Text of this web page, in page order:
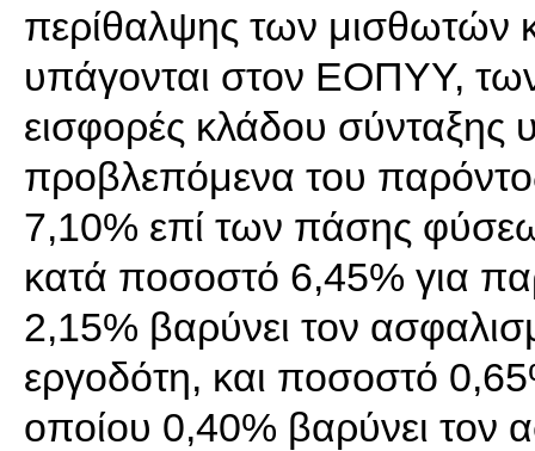
περίθαλψης των μισθωτών
υπάγονται στον ΕΟΠΥΥ,
εισφορές κλάδου σύνταξης
προβλεπόμενα του
7,10% επί των πάσης
κατά ποσοστό 6,45% για
2,15% βαρύνει τον
εργοδότη, και ποσοστό
οποίου 0,40% βαρύνει τον